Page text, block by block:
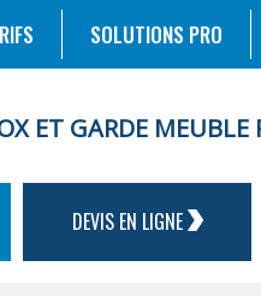
SOLUTIONS PRO
ET GARDE MEUBLE
DEVIS EN LIGNE